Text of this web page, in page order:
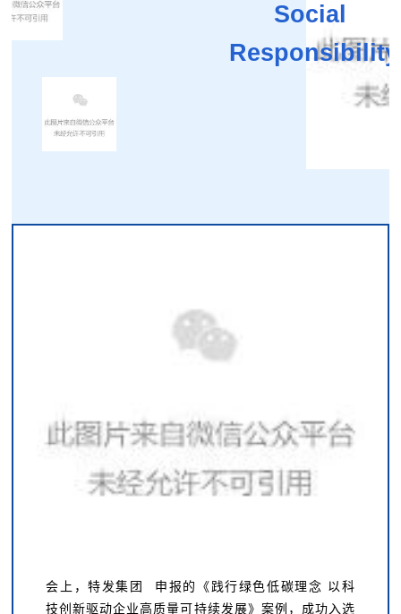
Social
Responsibility
会上，特发集团
申报的《践行绿色低碳理念 以科
技创新驱动企业高质量可持续发展》案例，成功入选